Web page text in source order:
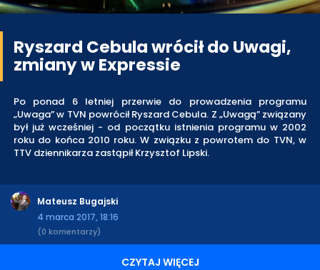
Ryszard Cebula wrócił do Uwagi,
zmiany w Expressie
Po ponad 6 letniej przerwie do prowadzenia programu
„Uwaga” w TVN powrócił Ryszard Cebula. Z „Uwagą” związany
był już wcześniej - od początku istnienia programu w 2002
roku do końca 2010 roku. W związku z powrotem do TVN, w
TTV dziennikarza zastąpił Krzysztof Lipski.
Mateusz Bugajski
4 marca 2017, 18:16
(0 komentarzy)
CZYTAJ WIĘCEJ